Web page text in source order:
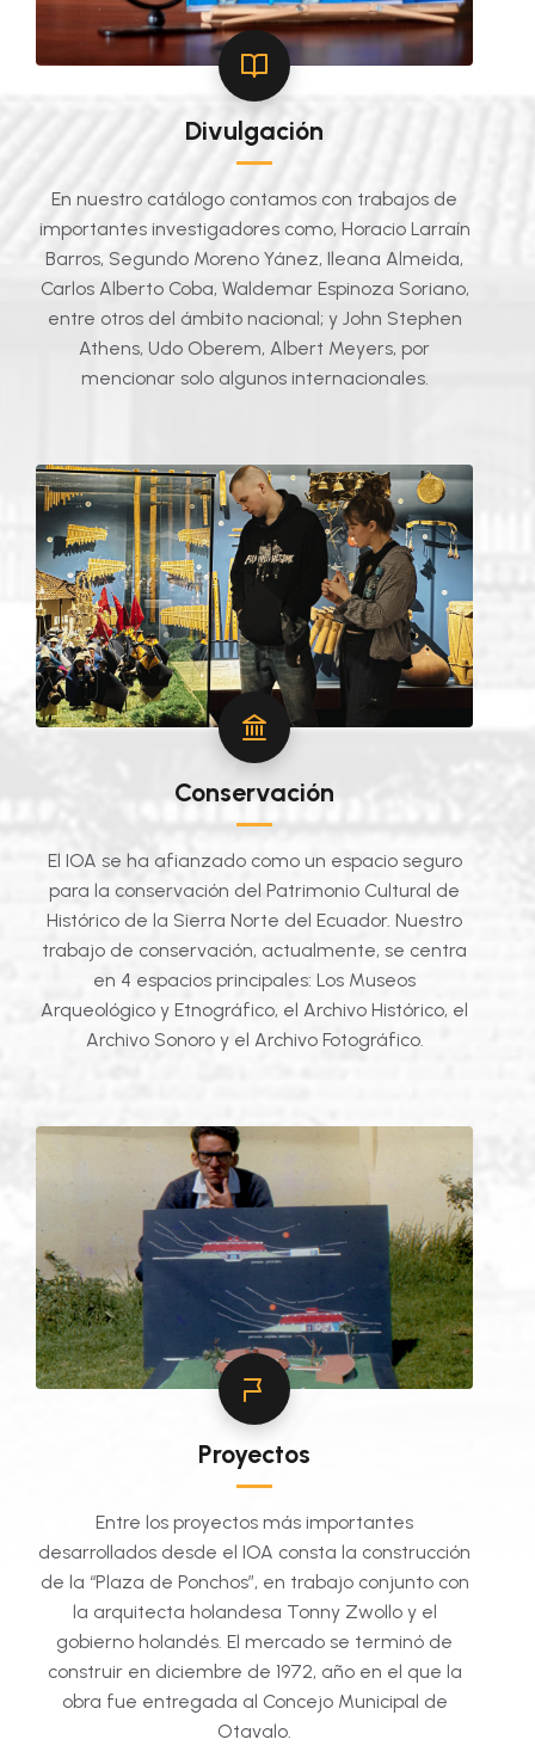
Divulgación
En nuestro catálogo contamos con trabajos de
importantes investigadores como, Horacio Larraín
Barros, Segundo Moreno Yánez, Ileana Almeida,
Carlos Alberto Coba, Waldemar Espinoza Soriano,
entre otros del ámbito nacional; y John Stephen
Athens, Udo Oberem, Albert Meyers, por
mencionar solo algunos internacionales.
Conservación
El IOA se ha afianzado como un espacio seguro
para la conservación del Patrimonio Cultural de
Histórico de la Sierra Norte del Ecuador. Nuestro
trabajo de conservación, actualmente, se centra
en 4 espacios principales: Los Museos
Arqueológico y Etnográfico, el Archivo Histórico, el
Archivo Sonoro y el Archivo Fotográfico.
Proyectos
Entre los proyectos más importantes
desarrollados desde el IOA consta la construcción
de la “Plaza de Ponchos”, en trabajo conjunto con
la arquitecta holandesa Tonny Zwollo y el
gobierno holandés. El mercado se terminó de
construir en diciembre de 1972, año en el que la
obra fue entregada al Concejo Municipal de
Otavalo.